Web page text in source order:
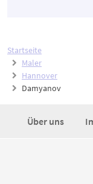
Startseite
Maler
Hannover
Damyanov
Über uns